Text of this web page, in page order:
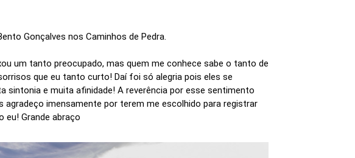
Gonçalves nos Caminhos de Pedra.
um tanto preocupado, mas quem me conhece sabe o tanto de
que eu tanto curto! Daí foi só alegria pois eles se
e muita afinidade! A reverência por esse sentimento
imensamente por terem me escolhido para registrar
Grande abraço